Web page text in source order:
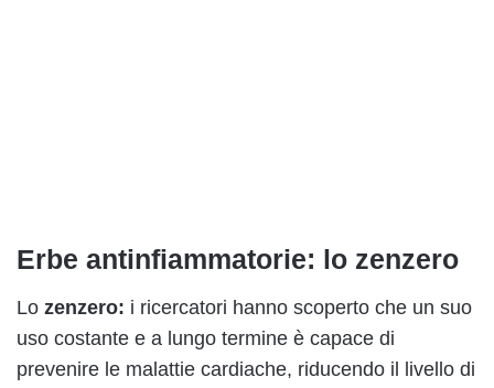
Erbe antinfiammatorie: lo zenzero
Lo zenzero: i ricercatori hanno scoperto che un suo
uso costante e a lungo termine è capace di
prevenire le malattie cardiache, riducendo il livello di